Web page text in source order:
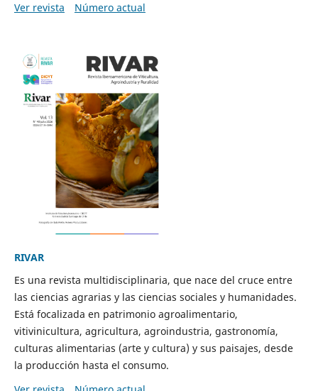
Ver revista
Número actual
RIVAR
Es una revista multidisciplinaria, que nace del cruce entre
las ciencias agrarias y las ciencias sociales y humanidades.
Está focalizada en patrimonio agroalimentario,
vitivinicultura, agricultura, agroindustria, gastronomía,
culturas alimentarias (arte y cultura) y sus paisajes, desde
la producción hasta el consumo.